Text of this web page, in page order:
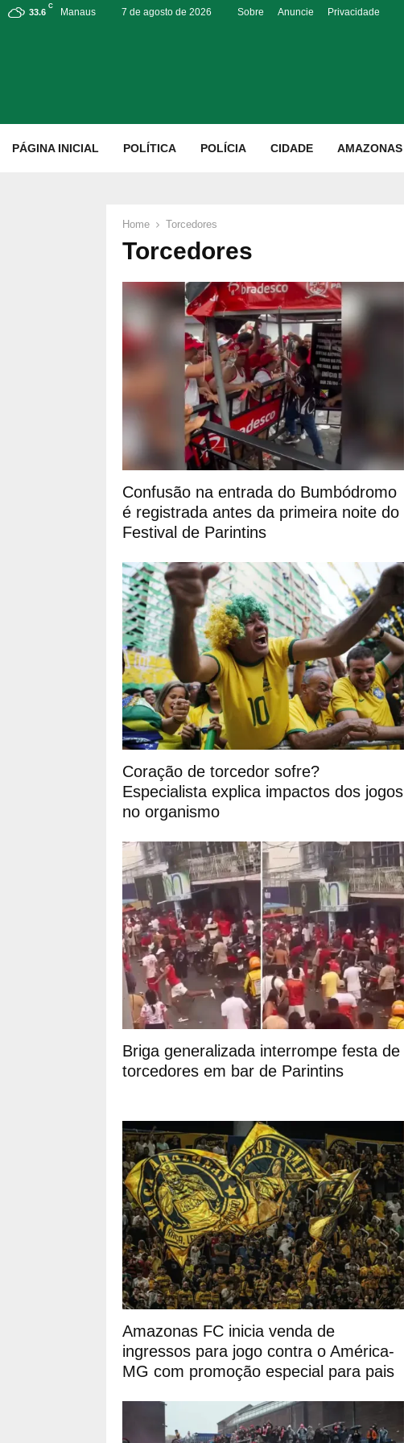
33.6
C
Manaus 7 de agosto de 2026 Sobre Anuncie Privacidade
PÁGINA INICIAL POLÍTICA POLÍCIA CIDADE AMAZONAS
Home Torcedores
Torcedores
Confusão na entrada do Bumbódromo
é registrada antes da primeira noite do
Festival de Parintins
Coração de torcedor sofre?
Especialista explica impactos dos jogos
no organismo
Briga generalizada interrompe festa de
torcedores em bar de Parintins
Amazonas FC inicia venda de
ingressos para jogo contra o América-
MG com promoção especial para pais